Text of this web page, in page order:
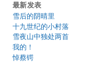
最新发表
雪后的阴晴里
十九世纪的小村落
雪夜山中独处两首
我的！
悼蔡锷